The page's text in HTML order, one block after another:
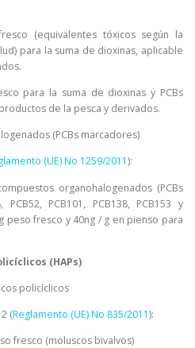
(equivalentes tóxicos según la
para la suma de dioxinas, aplicable
para la suma de dioxinas y PCBs
de la pesca y derivados.
(PCBs marcadores)
(UE) No 1259/2011):
organohalogenados (PCBs
PCB101, PCB138, PCB153 y
peso fresco y 40ng / g en pienso para
(HAPs)
policíclicos
(Reglamento (UE) No 835/2011):
fresco (moluscos bivalvos)